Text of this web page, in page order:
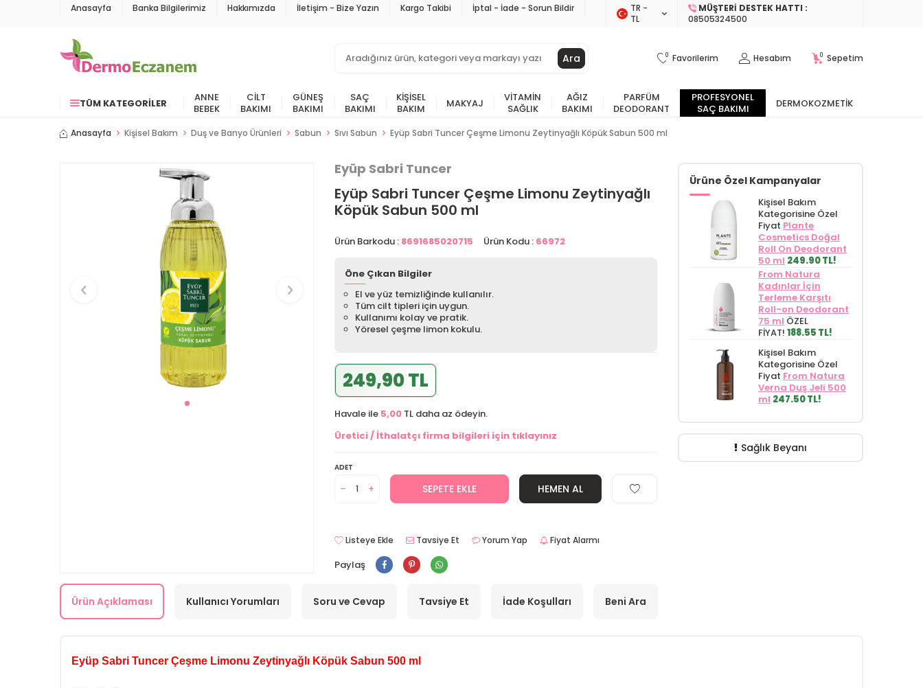
Anasayfa Banka Bilgilerimiz Hakkımızda İletişim - Bize Yazın Kargo Takibi İptal - İade - Sorun Bildir
TR −
TL
MÜŞTERI DESTEK HATTI :
08505324500
Ara 0 Favorilerim Hesabım 0 Sepetim
TÜM KATEGORILER
ANNE
BEBEK
CILT
BAKIMI
GÜNEŞ
BAKIMI
SAÇ
BAKIMI
KIŞISEL
BAKIM
MAKYAJ
VITAMIN
SAĞLIK
AĞIZ
BAKIMI
PARFÜM
DEODORANT
PROFESYONEL
SAÇ BAKIMI
DERMOKOZMETIK
Anasayfa Kişisel Bakım Duş ve Banyo Ürünleri Sabun Sıvı Sabun Eyüp Sabri Tuncer Çeşme Limonu Zeytinyağlı Köpük Sabun 500 ml
Eyüp Sabri Tuncer
Eyüp Sabri Tuncer Çeşme Limonu Zeytinyağlı
Köpük Sabun 500 ml
Ürün Barkodu : 8691685020715 Ürün Kodu : 66972
Öne Çıkan Bilgiler
El ve yüz temizliğinde kullanılır.
Tüm cilt tipleri için uygun.
Kullanımı kolay ve pratik.
Yöresel çeşme limon kokulu.
249,90 TL
Havale ile 5,00 TL daha az ödeyin.
Üretici / İthalatçı firma bilgileri için tıklayınız
ADET
SEPETE EKLE HEMEN AL
Listeye Ekle Tavsiye Et Yorum Yap Fiyat Alarmı
Paylaş
Ürüne Özel Kampanyalar
Kişisel Bakım
Kategorisine Özel
Fiyat Plante
Cosmetics Doğal
Roll On Deodorant
50 ml 249.90 TL!
From Natura
Kadınlar İçin
Terleme Karşıtı
Roll-on Deodorant
75 ml ÖZEL
FİYAT! 188.55 TL!
Kişisel Bakım
Kategorisine Özel
Fiyat From Natura
Verna Duş Jeli 500
ml 247.50 TL!
Sağlık Beyanı
Ürün Açıklaması Kullanıcı Yorumları Soru ve Cevap Tavsiye Et İade Koşulları Beni Ara
Eyüp Sabri Tuncer Çeşme Limonu Zeytinyağlı Köpük Sabun 500 ml